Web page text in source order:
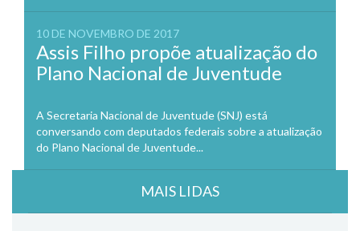
10 DE NOVEMBRO DE 2017
Assis Filho propõe atualização do
Plano Nacional de Juventude
A Secretaria Nacional de Juventude (SNJ) está
conversando com deputados federais sobre a atualização
do Plano Nacional de Juventude...
MAIS LIDAS